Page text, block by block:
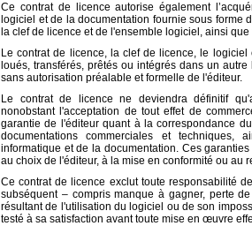
Ce contrat de licence autorise également
logiciel et de la documentation fournie sous forme
la clef de licence et de l'ensemble logiciel, ainsi
Le contrat de licence, la clef de licence, le
loués, transférés, prêtés ou intégrés dans un
sans autorisation préalable et formelle de l'éditeur.
Le contrat de licence ne deviendra définitif
nonobstant l'acceptation de tout effet de
garantie de l'éditeur quant à la correspondance
documentations commerciales et
informatique et de la documentation. Ces
au choix de l'éditeur, à la mise en conformité ou au
Ce contrat de licence exclut toute responsabilité
subséquent – compris manque à gagner, perte
résultant de l'utilisation du logiciel ou de son
testé à sa satisfaction avant toute mise en œuvre